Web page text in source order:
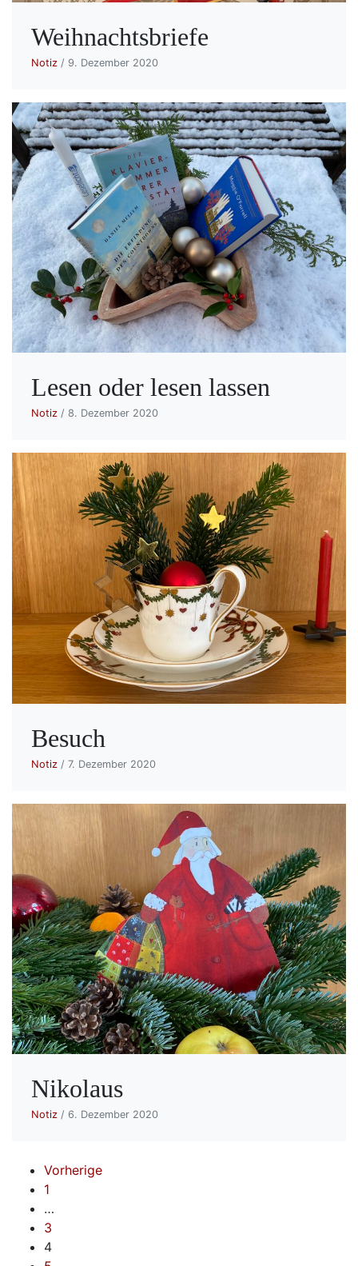
Weihnachtsbriefe
Notiz / 9. Dezember 2020
Lesen oder lesen lassen
Notiz / 8. Dezember 2020
Besuch
Notiz / 7. Dezember 2020
Nikolaus
Notiz / 6. Dezember 2020
Seitennummerierung
der
Beiträge
Vorherige
1
…
3
4